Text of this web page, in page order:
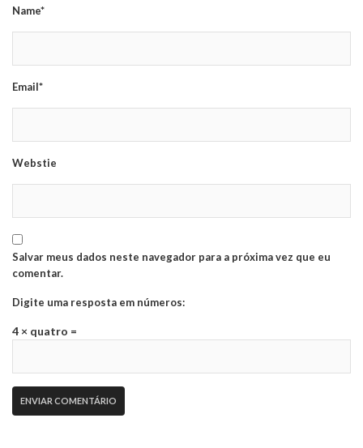
Name*
Email*
Webstie
Salvar meus dados neste navegador para a próxima vez que eu
comentar.
Digite uma resposta em números:
4 × quatro =